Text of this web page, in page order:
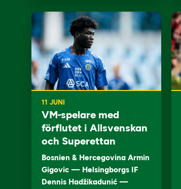
11 JUNI
VM-spelare med
förflutet i Allsvenskan
och Superettan
Bosnien & Hercegovina Armin
Gigovic — Helsingborgs IF
Dennis Hadžikadunić —